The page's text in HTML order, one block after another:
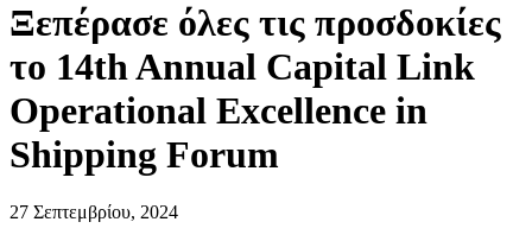
Ξεπέρασε όλες τις προσδοκίες
το 14th Annual Capital Link
Operational Excellence in
Shipping Forum
27 Σεπτεμβρίου, 2024